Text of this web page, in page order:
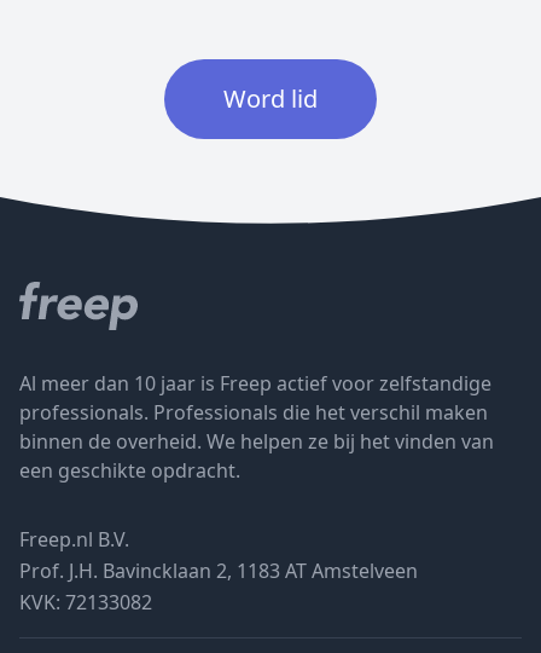
Word lid
Al meer dan 10 jaar is Freep actief voor zelfstandige
professionals. Professionals die het verschil maken
binnen de overheid. We helpen ze bij het vinden van
een geschikte opdracht.
Freep.nl B.V.
Prof. J.H. Bavincklaan 2, 1183 AT Amstelveen
KVK: 72133082